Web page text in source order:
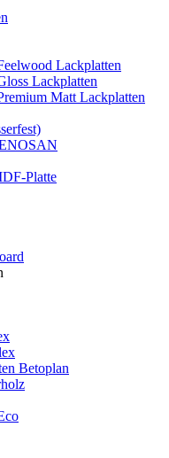
Lackplatten
Lackplatten
Matt Lackplatten
Platte
Betoplan